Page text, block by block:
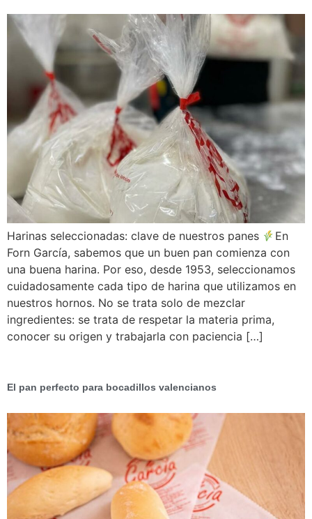
Harinas seleccionadas: clave de nuestros panes
En
Forn García, sabemos que un buen pan comienza con
una buena harina. Por eso, desde 1953, seleccionamos
cuidadosamente cada tipo de harina que utilizamos en
nuestros hornos. No se trata solo de mezclar
ingredientes: se trata de respetar la materia prima,
conocer su origen y trabajarla con paciencia […]
El pan perfecto para bocadillos valencianos